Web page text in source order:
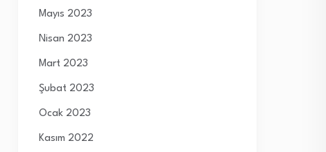
Mayıs 2023
Nisan 2023
Mart 2023
Şubat 2023
Ocak 2023
Kasım 2022